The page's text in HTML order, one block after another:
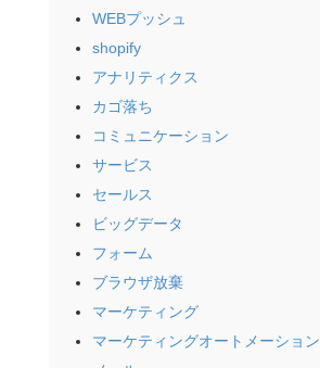
WEBプッシュ
shopify
アナリティクス
カゴ落ち
コミュニケーション
サービス
セールス
ビッグデータ
フォーム
ブラウザ放棄
マーケティング
マーケティングオートメーション